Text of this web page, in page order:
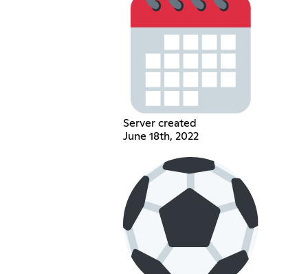
Server created
June 18th, 2022